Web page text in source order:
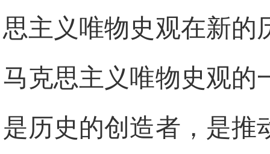
思主义唯物史观在新的
马克思主义唯物史观的
是历史的创造者，是推